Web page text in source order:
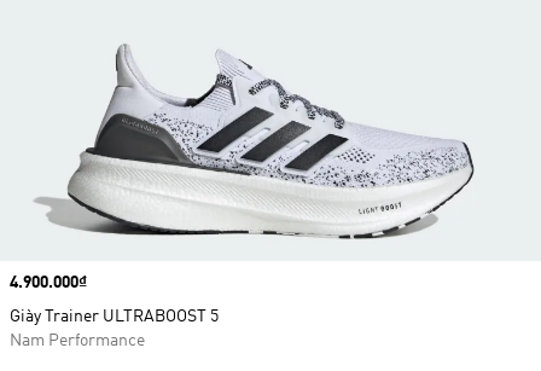
Price
4.900.000₫
Giày Trainer ULTRABOOST 5
Nam Performance